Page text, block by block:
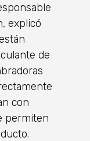
explicó
de
con
permiten